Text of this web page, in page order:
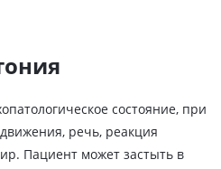
состояние, при
речь, реакция
Пациент может застыть в